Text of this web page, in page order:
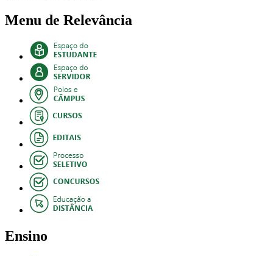
Menu de Relevância
Ensino